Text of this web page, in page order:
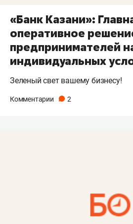
«Банк Казани»:
оперативное
предпринимателей
индивидуальных
Зеленый свет вашему бизнесу!
Комментарии 2